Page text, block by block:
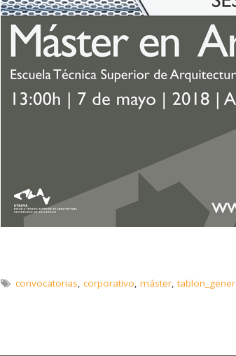
convocatorias corporativo máster